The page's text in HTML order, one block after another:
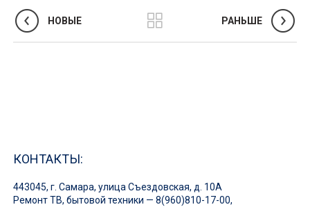
НОВЫЕ РАНЬШЕ
КОНТАКТЫ:
443045, г. Самара, улица Съездовская, д. 10А
Ремонт ТВ, бытовой техники — 8(960)810-17-00,